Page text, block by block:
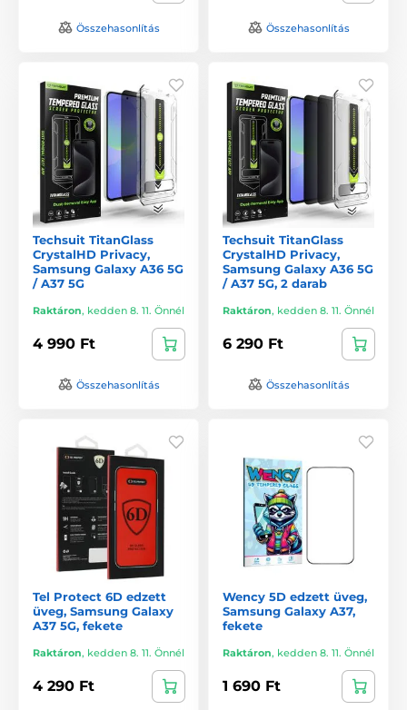
Összehasonlítás Összehasonlítás
Techsuit TitanGlass
CrystalHD Privacy,
Samsung Galaxy A36 5G
/ A37 5G
Raktáron, kedden 8. 11. Önnél
4 990 Ft
Összehasonlítás
Techsuit TitanGlass
CrystalHD Privacy,
Samsung Galaxy A36 5G
/ A37 5G, 2 darab
Raktáron, kedden 8. 11. Önnél
6 290 Ft
Összehasonlítás
Tel Protect 6D edzett
üveg, Samsung Galaxy
A37 5G, fekete
Raktáron, kedden 8. 11. Önnél
4 290 Ft
Wency 5D edzett üveg,
Samsung Galaxy A37,
fekete
Raktáron, kedden 8. 11. Önnél
1 690 Ft